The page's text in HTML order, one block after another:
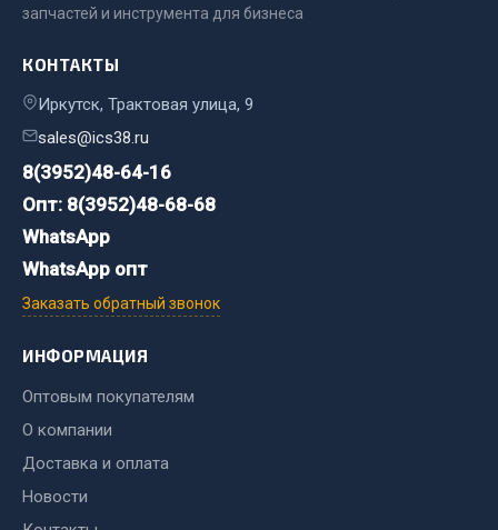
Фильтры
JSB
Mann-filter
Vic
Автоторг
Цитрон
Фильтры DONALDSON
Всё для сварки
Газосварка
Маски, краги сварщика
Сварочное оборудование
запчастей и инструмента для бизнеса
КОНТАКТЫ
Иркутск, Трактовая улица, 9
sales@ics38.ru
8(3952)48-64-16
Опт: 8(3952)48-68-68
WhatsApp
WhatsApp опт
Заказать обратный звонок
ИНФОРМАЦИЯ
Оптовым покупателям
О компании
Доставка и оплата
Новости